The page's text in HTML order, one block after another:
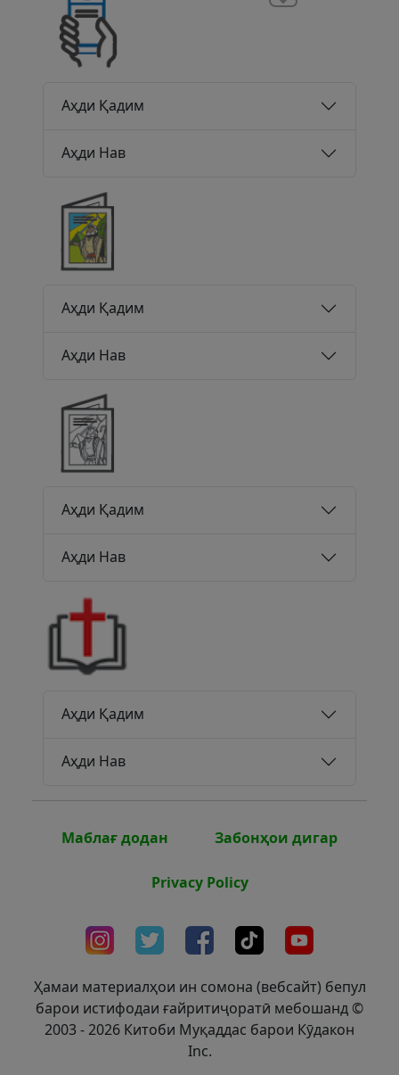
Аҳди Қадим
Аҳди Нав
Аҳди Қадим
Аҳди Нав
Аҳди Қадим
Аҳди Нав
Аҳди Қадим
Аҳди Нав
Маблағ додан Забонҳои дигар
Privacy Policy
Ҳамаи материалҳои ин сомона (вебсайт) бепул
барои истифодаи ғайритиҷоратӣ мебошанд ©
2003 - 2026 Китоби Муқаддас барои Кӯдакон
Inc.